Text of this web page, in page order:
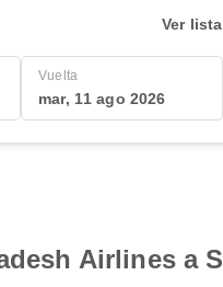
Ver
Vuelta
mar, 11 ago 2026
Airlines a